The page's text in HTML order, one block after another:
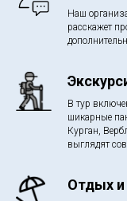
Наш
расскажет
В тур
шикарные
Курган,
выглядят
Отдых и